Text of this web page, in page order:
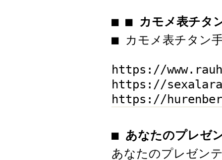
■ ■ カモメ表チタ
■ カモメ表チタン
https://
https://
https://
■ あなたのプレゼ
あなたのプレゼン